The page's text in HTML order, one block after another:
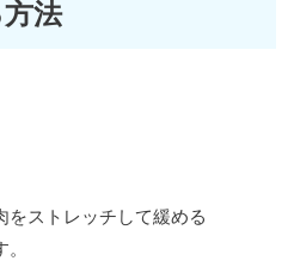
法
をストレッチして緩める